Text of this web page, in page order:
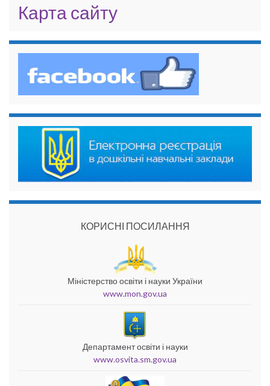
Карта сайту
КОРИСНІ ПОСИЛАННЯ
Міністерство освіти і науки України
www.mon.gov.ua
Департамент освіти і науки
www.osvita.sm.gov.ua